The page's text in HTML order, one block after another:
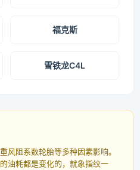
福克斯
雪铁龙C4L
风阻系数轮胎等多种因素影响。
油耗都是变化的，就象指纹一